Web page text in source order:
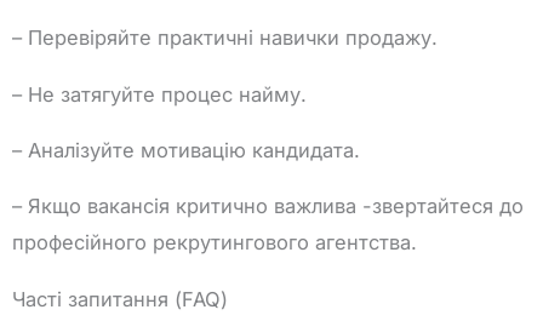
– Перевіряйте практичні навички продажу.
– Не затягуйте процес найму.
– Аналізуйте мотивацію кандидата.
– Якщо вакансія критично важлива -звертайтеся до
професійного рекрутингового агентства.
Часті запитання (FAQ)